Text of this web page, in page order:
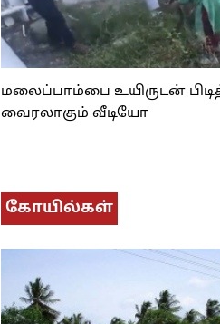
மலைப்பாம்பை உயிருடன்
வைரலாகும் வீடியோ
கோயில்கள்